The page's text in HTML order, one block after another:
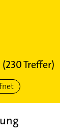
(230Treffer)